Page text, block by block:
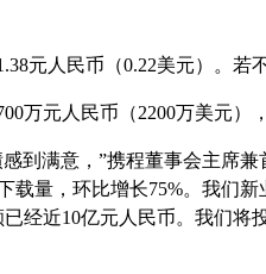
元人民币（0.22美元）。若
万元人民币（2200万美元）
到满意，”携程董事会主席
载量，环比增长75%。我们新
经近10亿元人民币。我们将